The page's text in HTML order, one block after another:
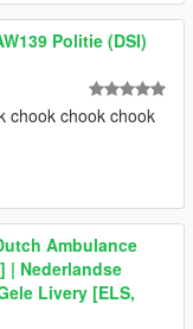
Politie (DSI)
chook chook chook
Ambulance
| Nederlandse
Livery [ELS,